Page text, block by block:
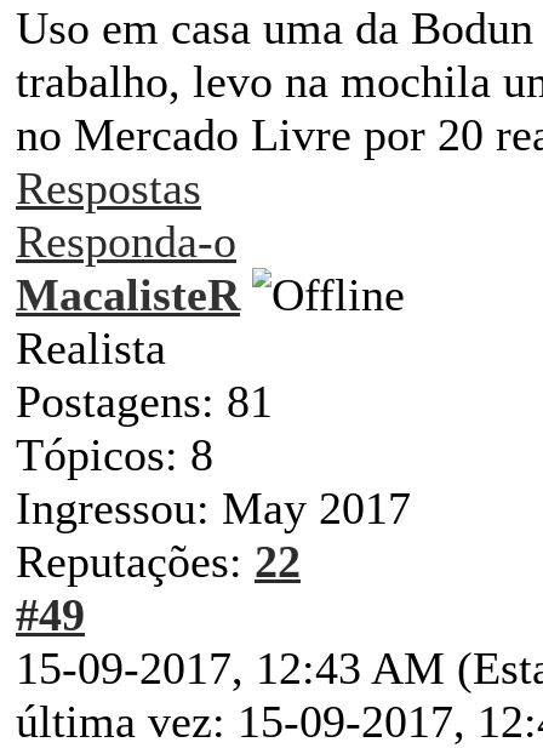
Uso em casa uma da
trabalho, levo na mochila
no Mercado Livre por 20
Respostas
Responda-o
MacalisteR
Realista
Postagens: 81
Tópicos: 8
Ingressou: May 2017
Reputações: 22
#49
15-09-2017, 12:43 AM
última vez: 15-09-2017,